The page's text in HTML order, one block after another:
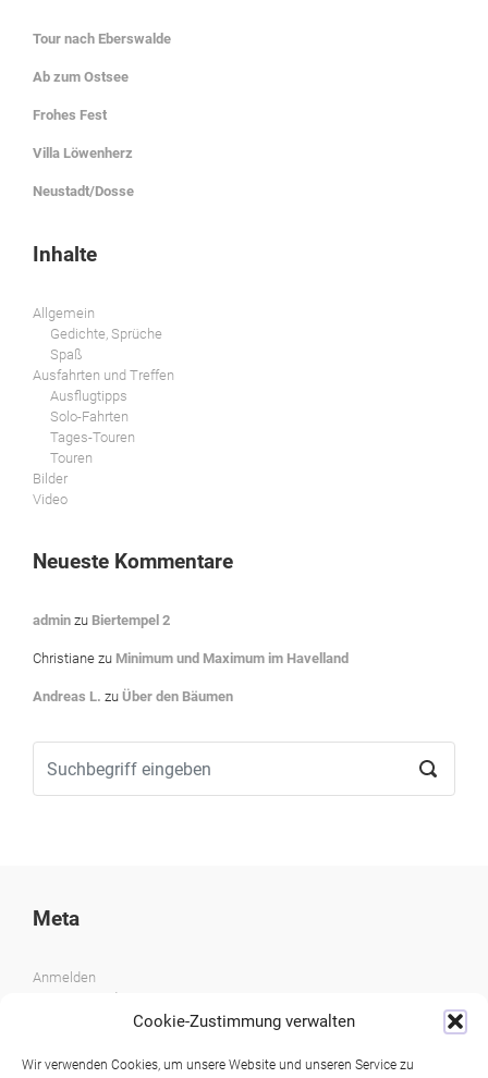
Cookie-Zustimmung verwalten
Wir verwenden Cookies, um unsere Website und unseren Service zu
Tour nach Eberswalde
Ab zum Ostsee
Frohes Fest
Villa Löwenherz
Neustadt/Dosse
Inhalte
Allgemein
Gedichte, Sprüche
Spaß
Ausfahrten und Treffen
Ausflugtipps
Solo-Fahrten
Tages-Touren
Touren
Bilder
Video
Neueste Kommentare
admin zu Biertempel 2
Christiane zu Minimum und Maximum im Havelland
Andreas L. zu Über den Bäumen
Meta
Anmelden
Eintrags-Feed
Kommentar-Feed